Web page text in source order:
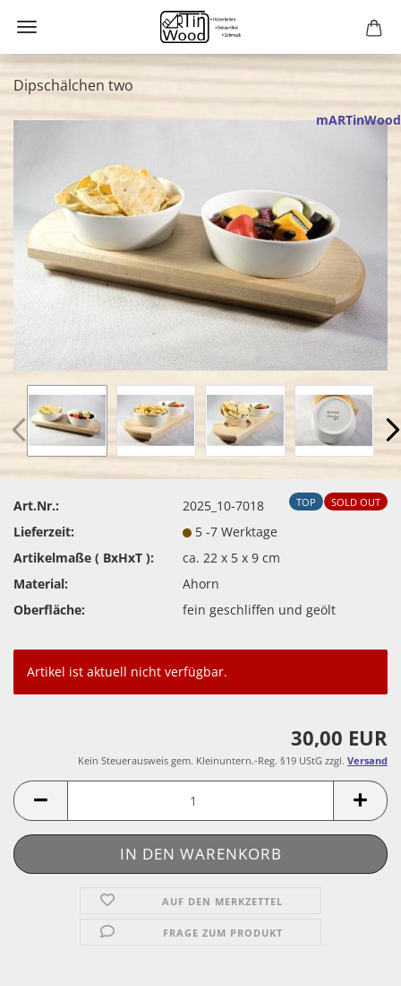
Dipschälchen two
mARTinWood
TOP SOLD OUT
Art.Nr.:
2025_10-7018
Lieferzeit:
5 -7 Werktage
Artikelmaße ( BxHxT ):
ca. 22 x 5 x 9 cm
Material:
Ahorn
Oberfläche:
fein geschliffen und geölt
Artikel ist aktuell nicht verfügbar.
30,00 EUR
Kein Steuerausweis gem. Kleinuntern.-Reg. §19 UStG zzgl. Versand
AUF DEN MERKZETTEL
FRAGE ZUM PRODUKT